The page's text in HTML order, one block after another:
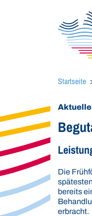
Startseite
Die
bereits
erbracht.